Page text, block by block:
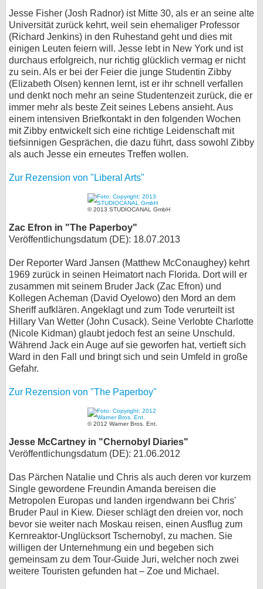
Jesse Fisher (Josh Radnor) ist Mitte 30, als er an seine alte
Universität zurück kehrt, weil sein ehemaliger Professor
(Richard Jenkins) in den Ruhestand geht und dies mit
einigen Leuten feiern will. Jesse lebt in New York und ist
durchaus erfolgreich, nur richtig glücklich vermag er nicht
zu sein. Als er bei der Feier die junge Studentin Zibby
(Elizabeth Olsen) kennen lernt, ist er ihr schnell verfallen
und denkt noch mehr an seine Studentenzeit zurück, die er
immer mehr als beste Zeit seines Lebens ansieht. Aus
einem intensiven Briefkontakt in den folgenden Wochen
mit Zibby entwickelt sich eine richtige Leidenschaft mit
tiefsinnigen Gesprächen, die dazu führt, dass sowohl Zibby
als auch Jesse ein erneutes Treffen wollen.
Zur Rezension von "Liberal Arts"
© 2013 STUDIOCANAL GmbH
Zac Efron in "The Paperboy"
Veröffentlichungsdatum (DE): 18.07.2013
Der Reporter Ward Jansen (Matthew McConaughey) kehrt
1969 zurück in seinen Heimatort nach Florida. Dort will er
zusammen mit seinem Bruder Jack (Zac Efron) und
Kollegen Acheman (David Oyelowo) den Mord an dem
Sheriff aufklären. Angeklagt und zum Tode verurteilt ist
Hillary Van Wetter (John Cusack). Seine Verlobte Charlotte
(Nicole Kidman) glaubt jedoch fest an seine Unschuld.
Während Jack ein Auge auf sie geworfen hat, vertieft sich
Ward in den Fall und bringt sich und sein Umfeld in große
Gefahr.
Zur Rezension von "The Paperboy"
© 2012 Warner Bros. Ent.
Jesse McCartney in "Chernobyl Diaries"
Veröffentlichungsdatum (DE): 21.06.2012
Das Pärchen Natalie und Chris als auch deren vor kurzem
Single gewordene Freundin Amanda bereisen die
Metropolen Europas und landen irgendwann bei Chris'
Bruder Paul in Kiew. Dieser schlägt den dreien vor, noch
bevor sie weiter nach Moskau reisen, einen Ausflug zum
Kernreaktor-Unglücksort Tschernobyl, zu machen. Sie
willigen der Unternehmung ein und begeben sich
gemeinsam zu dem Tour-Guide Juri, welcher noch zwei
weitere Touristen gefunden hat – Zoe und Michael.